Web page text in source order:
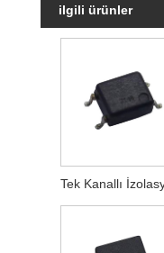
ilgili ürünler